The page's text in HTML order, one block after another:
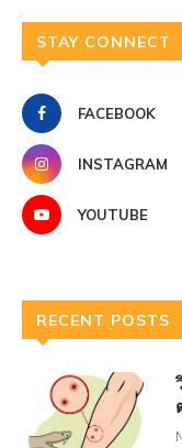
STAY CONNECT
FACEBOOK
INSTAGRAM
YOUTUBE
RECENT POSTS